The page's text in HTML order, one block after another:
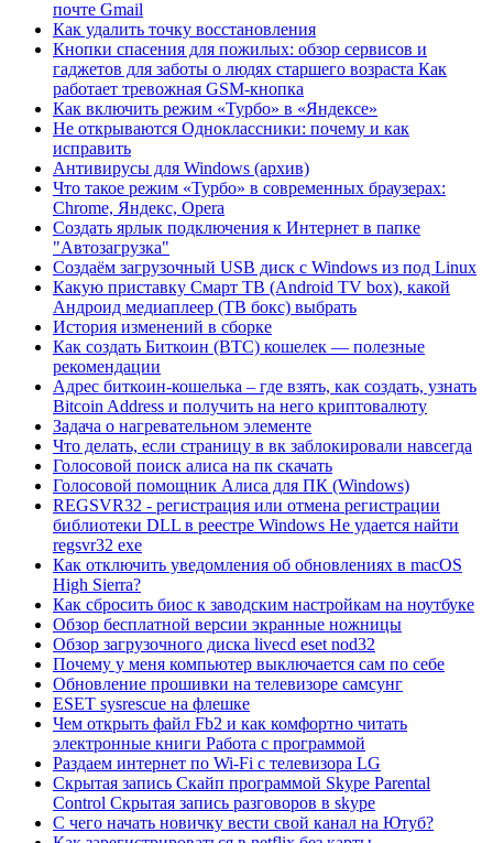
почте Gmail
Как удалить точку восстановления
Кнопки спасения для пожилых: обзор сервисов и
гаджетов для заботы о людях старшего возраста Как
работает тревожная GSM-кнопка
Как включить режим «Турбо» в «Яндексе»
Не открываются Одноклассники: почему и как
исправить
Антивирусы для Windows (архив)
Что такое режим «Турбо» в современных браузерах:
Chrome, Яндекс, Opera
Создать ярлык подключения к Интернет в папке
"Автозагрузка"
Создаём загрузочный USB диск с Windows из под Linux
Какую приставку Смарт ТВ (Android TV box), какой
Андроид медиаплеер (ТВ бокс) выбрать
История изменений в сборке
Как создать Биткоин (BTC) кошелек — полезные
рекомендации
Адрес биткоин-кошелька – где взять, как создать, узнать
Bitcoin Address и получить на него криптовалюту
Задача о нагревательном элементе
Что делать, если страницу в вк заблокировали навсегда
Голосовой поиск алиса на пк скачать
Голосовой помощник Алиса для ПК (Windows)
REGSVR32 - регистрация или отмена регистрации
библиотеки DLL в реестре Windows Не удается найти
regsvr32 exe
Как отключить уведомления об обновлениях в macOS
High Sierra?
Как сбросить биос к заводским настройкам на ноутбуке
Обзор бесплатной версии экранные ножницы
Обзор загрузочного диска livecd eset nod32
Почему у меня компьютер выключается сам по себе
Обновление прошивки на телевизоре самсунг
ESET sysrescue на флешке
Чем открыть файл Fb2 и как комфортно читать
электронные книги Работа с программой
Раздаем интернет по Wi-Fi с телевизора LG
Скрытая запись Скайп программой Skype Parental
Control Скрытая запись разговоров в skype
C чего начать новичку вести свой канал на Ютуб?